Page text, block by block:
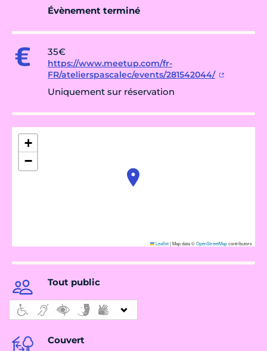
Évènement terminé
35€
https://www.meetup.com/fr-
FR/atelierspascalec/events/281542044/
Uniquement sur réservation
+
−
Leaflet|Map data ©OpenStreetMapcontributors
Tout public
Couvert